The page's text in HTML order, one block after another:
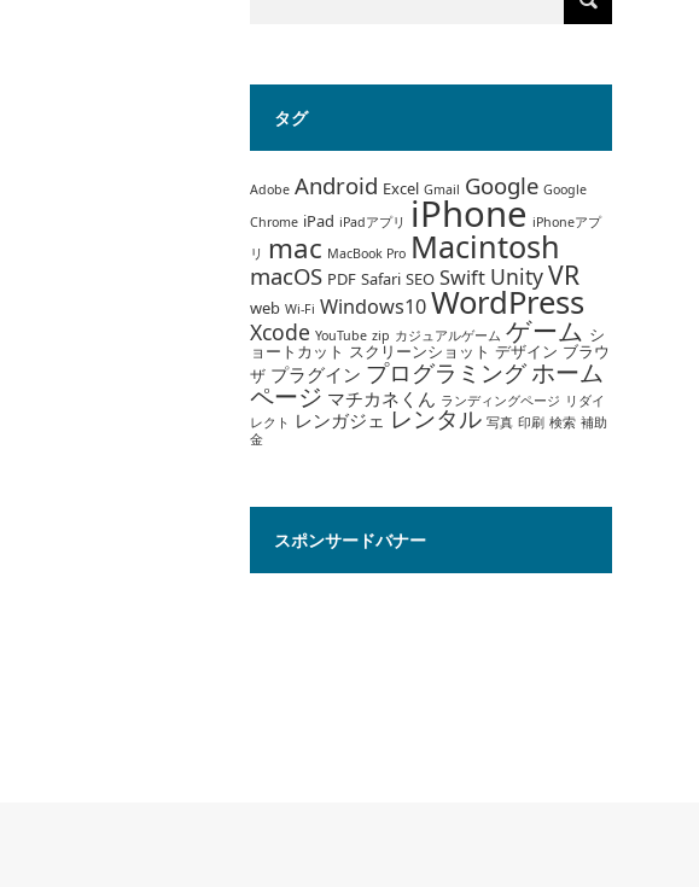
タグ
Adobe Android Excel Gmail Google Google
Chrome iPad iPadアプリ iPhone iPhoneアプ
リ
mac MacBook Pro Macintosh
macOS PDF Safari SEO Swift UnityVR
web Wi-Fi Windows10WordPress
Xcode YouTube zip カジュアルゲーム ゲーム シ
ョートカット スクリーンショット デザイン ブラウ
ザ プラグイン プログラミングホーム
ページ マチカネくん ランディングページ リダイ
レクト レンガジェ レンタル 写真 印刷 検索 補助
金
スポンサードバナー